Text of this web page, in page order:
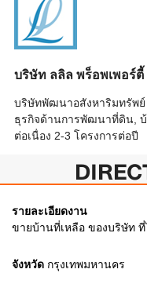
บริษัท ลลิล พร็อพเพอร์
บริษัทพัฒนาอสังหาริมทรัพ
ธุรกิจด้านการพัฒนาที่ดิน, บ้
ต่อเนื่อง 2-3 โครงการต่อปี
รายละเอียดงาน
ขายบ้านที่เหลือ ของบริษัท
จังหวัด กรุงเทพมหานคร